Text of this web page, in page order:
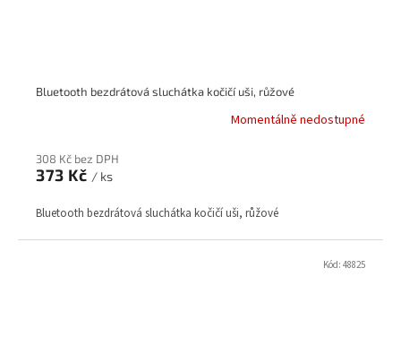
Bluetooth bezdrátová sluchátka kočičí uši, růžové
Momentálně nedostupné
308 Kč bez DPH
373 Kč / ks
Bluetooth bezdrátová sluchátka kočičí uši, růžové
Kód: 48825